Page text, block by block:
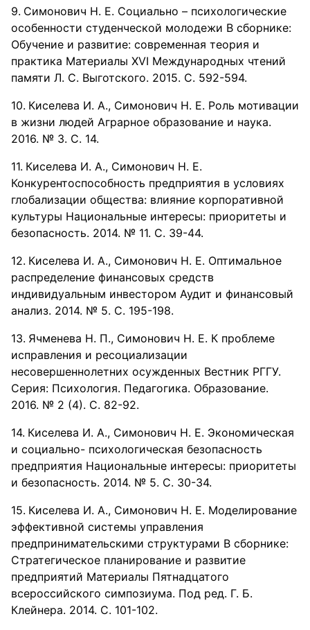
Симонович Н. Е. Социально – психологические
особенности студенческой молодежи В сборнике:
Обучение и развитие: современная теория и
практика Материалы XVI Международных чтений
памяти Л. С. Выготского. 2015. С. 592-594.
Киселева И. А., Симонович Н. Е. Роль мотивации
в жизни людей Аграрное образование и наука.
2016. № 3. С. 14.
Киселева И. А., Симонович Н. Е.
Конкурентоспособность предприятия в условиях
глобализации общества: влияние корпоративной
культуры Национальные интересы: приоритеты и
безопасность. 2014. № 11. С. 39-44.
Киселева И. А., Симонович Н. Е. Оптимальное
распределение финансовых средств
индивидуальным инвестором Аудит и финансовый
анализ. 2014. № 5. С. 195-198.
Ячменева Н. П., Симонович Н. Е. К проблеме
исправления и ресоциализации
несовершеннолетних осужденных Вестник РГГУ.
Серия: Психология. Педагогика. Образование.
2016. № 2 (4). С. 82-92.
Киселева И. А., Симонович Н. Е. Экономическая
и социально- психологическая безопасность
предприятия Национальные интересы: приоритеты
и безопасность. 2014. № 5. С. 30-34.
Киселева И. А., Симонович Н. Е. Моделирование
эффективной системы управления
предпринимательскими структурами В сборнике:
Стратегическое планирование и развитие
предприятий Материалы Пятнадцатого
всероссийского симпозиума. Под ред. Г. Б.
Клейнера. 2014. С. 101-102.